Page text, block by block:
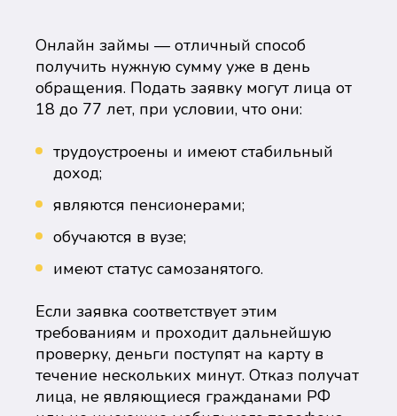
Онлайн займы — отличный способ
получить нужную сумму уже в день
обращения. Подать заявку могут лица от
18 до 77 лет, при условии, что они:
трудоустроены и имеют стабильный
доход;
являются пенсионерами;
обучаются в вузе;
имеют статус самозанятого.
Если заявка соответствует этим
требованиям и проходит дальнейшую
проверку, деньги поступят на карту в
течение нескольких минут. Отказ получат
лица, не являющиеся гражданами РФ